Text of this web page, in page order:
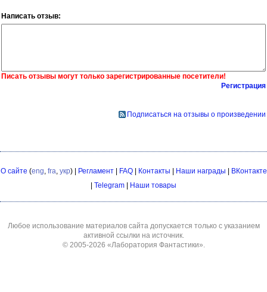
Написать отзыв:
Писать отзывы могут только зарегистрированные посетители!
Регистрация
Подписаться на отзывы о произведении
О сайте (eng, fra, укр) | Регламент| FAQ| Контакты Наши награды
ВКонтакте
Telegram Наши товары
Любое использование материалов сайта допускается только с указанием
активной ссылки на источник.
© 2005-2026 «Лаборатория Фантастики».